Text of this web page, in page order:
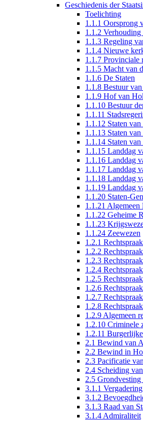
Geschiedenis der
Toelichting
1.1.1 Oorsprong
1.1.2
1.1.3 Regeling
1.1.4 Nieuwe
1.1.7 Provinciale
1.1.5 Macht van
1.1.6 De Staten
1.1.8 Bestuur
1.1.9 Hof van
1.1.10 Bestuur
1.1.11
1.1.12 Staten
1.1.13 Staten van
1.1.14 Staten
1.1.15 Landdag
1.1.16 Landdag
1.1.17 Landdag
1.1.18 Landdag
1.1.19 Landdag
1.1.20 Staten-
1.1.21 Algemeen
1.1.22 Geheime
1.1.23
1.1.24 Zeewezen
1.2.1
1.2.2
1.2.3
1.2.4
1.2.5
1.2.6
1.2.7
1.2.8
1.2.9 Algemeen
1.2.10 Criminele
1.2.11
2.1 Bewind van
2.2 Bewind in
2.3 Pacificatie
2.4 Scheiding
2.5
3.1.1
3.1.2
3.1.3 Raad van
3.1.4 Admiraliteit